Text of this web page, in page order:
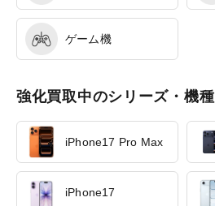
ゲーム機
強化買取中のシリーズ・機種
iPhone17 Pro Max
iPhone17